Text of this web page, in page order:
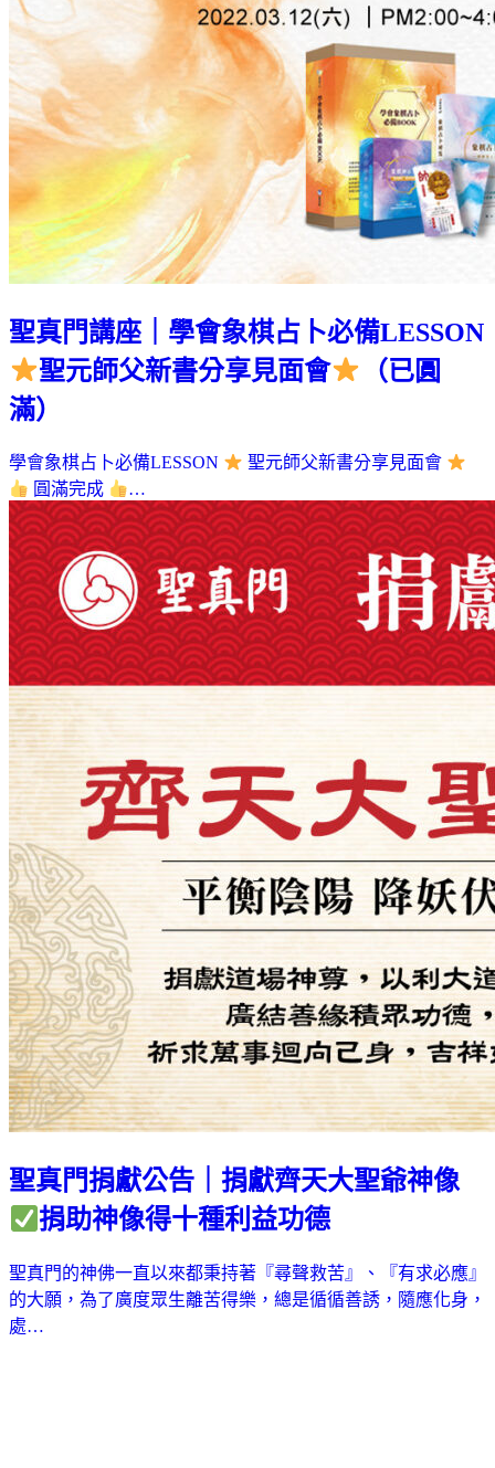
聖真門講座｜學會象棋占卜必備LESSON
聖元師父新書分享見面會
（已圓
滿）
學會象棋占卜必備LESSON
聖元師父新書分享見面會
圓滿完成
…
聖真門捐獻公告｜捐獻齊天大聖爺神像
捐助神像得十種利益功德
聖真門的神佛一直以來都秉持著『尋聲救苦』、『有求必應』
的大願，為了廣度眾生離苦得樂，總是循循善誘，隨應化身，
處…